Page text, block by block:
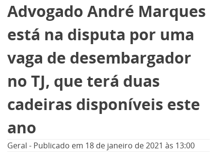
Geral
Cidades
Nacional
Opinião
Informe especial
por:
Advogado André Marques
está na disputa por uma
vaga de desembargador
no TJ, que terá duas
cadeiras disponíveis este
ano
Geral - Publicado em 18 de janeiro de 2021 às 13:00